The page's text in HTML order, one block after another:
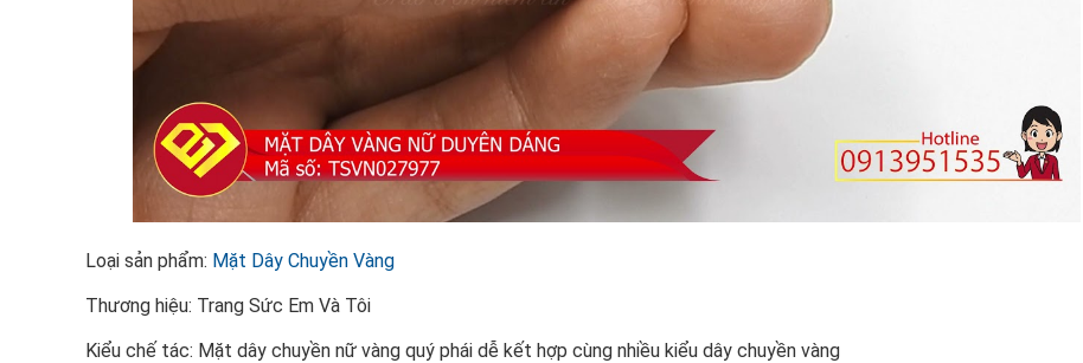
Loại sản phẩm: Mặt Dây Chuyền Vàng
Thương hiệu: Trang Sức Em Và Tôi
Kiểu chế tác: Mặt dây chuyền nữ vàng quý phái dễ kết hợp cùng nhiều kiểu dây chuyền vàng